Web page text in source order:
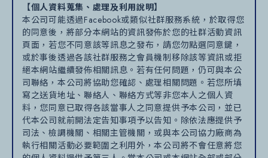
【個人資料蒐集、處理及利用說明】
本公司可能透過Facebook或類似社群服務系統，於取得您
的同意後，將部分本網站的資訊發佈於您的社群活動資訊
頁面，若您不同意該等訊息之發布，請您勿點選同意鍵，
或於事後透過各該社群服務之會員機制移除該等資訊或拒
絕本網站繼續發佈相關訊息。若有任何問題，仍可與本公
司聯絡，本公司將協助您確認、處理相關問題。若您所填
寫之送貨地址、聯絡人、聯絡方式等非您本人之個人資
料，您同意已取得各該當事人之同意提供予本公司，並已
代本公司就前開法定告知事項予以告知。除依法應提供予
司法、檢調機關、相關主管機關，或與本公司協力廠商為
執行相關活動必要範圍之利用外，本公司將不會任意將您